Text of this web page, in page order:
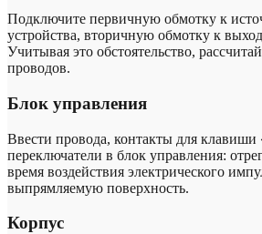
Подключите первичную обмотку к
устройства, вторичную обмотку к
Учитывая это обстоятельство,
проводов.
Блок управления
Ввести провода, контакты для клавиши
переключатели в блок управления:
время воздействия электрического
выпрямляемую поверхность.
Корпус